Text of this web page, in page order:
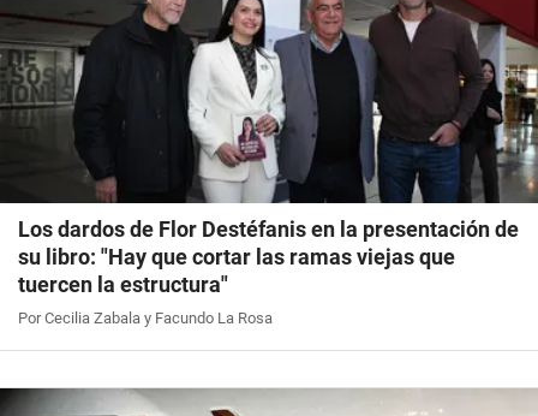
Los dardos de Flor Destéfanis en la presentación de
su libro: "Hay que cortar las ramas viejas que
tuercen la estructura"
Por Cecilia Zabala y Facundo La Rosa